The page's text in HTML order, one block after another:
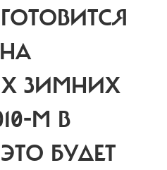
ЗИМНИХ
М В
БУДЕТ